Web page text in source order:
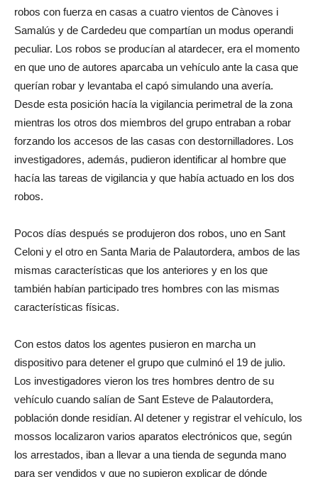
robos con fuerza en casas a cuatro vientos de Cànoves i
Samalús y de Cardedeu que compartían un modus operandi
peculiar. Los robos se producían al atardecer, era el momento
en que uno de autores aparcaba un vehículo ante la casa que
querían robar y levantaba el capó simulando una avería.
Desde esta posición hacía la vigilancia perimetral de la zona
mientras los otros dos miembros del grupo entraban a robar
forzando los accesos de las casas con destornilladores. Los
investigadores, además, pudieron identificar al hombre que
hacía las tareas de vigilancia y que había actuado en los dos
robos.
Pocos días después se produjeron dos robos, uno en Sant
Celoni y el otro en Santa Maria de Palautordera, ambos de las
mismas características que los anteriores y en los que
también habían participado tres hombres con las mismas
características físicas.
Con estos datos los agentes pusieron en marcha un
dispositivo para detener el grupo que culminó el 19 de julio.
Los investigadores vieron los tres hombres dentro de su
vehículo cuando salían de Sant Esteve de Palautordera,
población donde residían. Al detener y registrar el vehículo, los
mossos localizaron varios aparatos electrónicos que, según
los arrestados, iban a llevar a una tienda de segunda mano
para ser vendidos y que no supieron explicar de dónde